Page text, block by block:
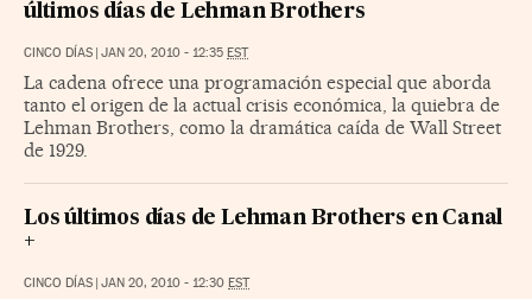
últimos días de Lehman Brothers
CINCO DÍAS | JAN 20, 2010 - 12:35 EST
La cadena ofrece una programación especial que aborda
tanto el origen de la actual crisis económica, la quiebra de
Lehman Brothers, como la dramática caída de Wall Street
de 1929.
Los últimos días de Lehman Brothers en Canal
+
CINCO DÍAS | JAN 20, 2010 - 12:30 EST